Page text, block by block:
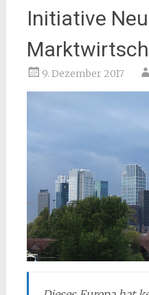
Initiative
9. Dezember 2017